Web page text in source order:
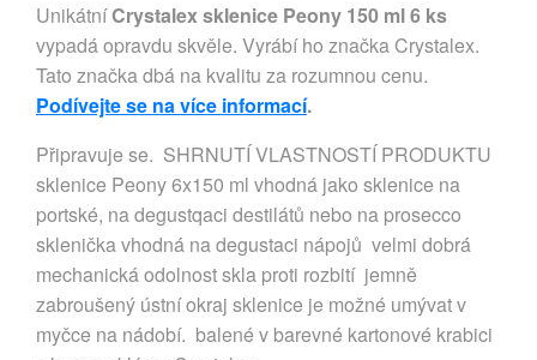
UnikátníCrystalex sklenice Peony 150 ml 6 ks
vypadá opravdu skvěle. Vyrábí ho značka Crystalex.
Tato značka dbá na kvalitu za rozumnou cenu.
Podívejte se na více informací.
Připravuje se. SHRNUTÍ VLASTNOSTÍ PRODUKTU
sklenice Peony 6x150 ml vhodná jako sklenice na
portské, na degustqaci destilátů nebo na prosecco
sklenička vhodná na degustaci nápojů velmi dobrá
mechanická odolnost skla proti rozbití jemně
zabroušený ústní okraj sklenice je možné umývat v
myčce na nádobí. balené v barevné kartonové krabici